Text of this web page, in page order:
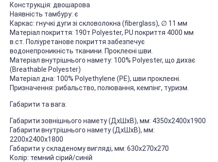
Конструкція: двошарова
Наявність тамбуру: є
Каркас: гнучкі дуги зі скловолокна (fiberglass), ∅ 11 мм
Матеріал покриття: 190т Polyester, PU покриття 4000 мм
в.ст. Поліуретанове покриття забезпечує
водонепроникність тканини. Проклеєні шви.
Матеріал внутрішнього намету: 100% Polyester, що дихає
(Breathable Polyester)
Матеріал дна: 100% Polyethylene (PE), шви проклеєні.
Призначення: рибальство, полювання, кемпінг, туризм.
Габарити та вага:
Габарити зовнішнього намету (ДхШхВ), мм: 4350x2400x1900
Габарити внутрішнього намету (ДхШхВ), мм:
2200x2400x1800
Габарити у складеному вигляді, мм: 630x270x270
Колір: темний сірий/синій